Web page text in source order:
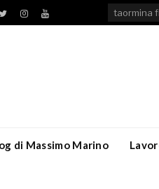
TwitterInstagramYouTube
di Massimo Marino